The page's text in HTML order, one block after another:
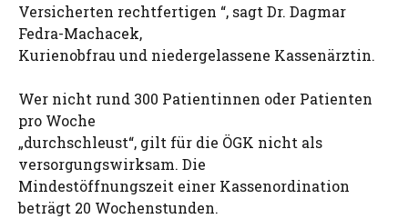
Versicherten rechtfertigen “, sagt Dr. Dagmar
Fedra-Machacek,
Kurienobfrau und niedergelassene Kassenärztin.
Wer nicht rund 300 Patientinnen oder Patienten
pro Woche
„durchschleust“, gilt für die ÖGK nicht als
versorgungswirksam. Die
Mindestöffnungszeit einer Kassenordination
beträgt 20 Wochenstunden.